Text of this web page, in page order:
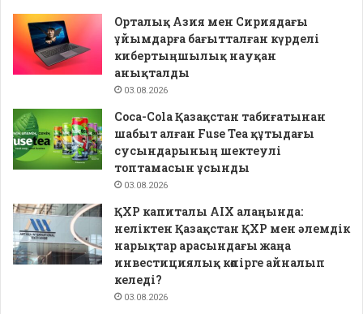
Орталық Азия мен Сириядағы
ұйымдарға бағытталған күрделі
кибертыңшылық науқан
анықталды
03.08.2026
Coca-Cola Қазақстан табиғатынан
шабыт алған Fuse Tea құтыдағы
сусындарының шектеулі
топтамасын ұсынды
03.08.2026
ҚХР капиталы AIX алаңында:
неліктен Қазақстан ҚХР мен әлемдік
нарықтар арасындағы жаңа
инвестициялық көпірге айналып
келеді?
03.08.2026